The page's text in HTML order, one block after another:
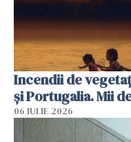
Incendii de
și Portugalia. Mii
06 IULIE 2026